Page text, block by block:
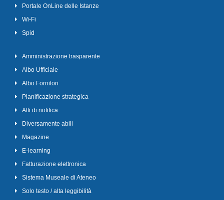
Portale OnLine delle Istanze
Wi-Fi
Spid
Amministrazione trasparente
Albo Ufficiale
Albo Fornitori
Pianificazione strategica
Atti di notifica
Diversamente abili
Magazine
E-learning
Fatturazione elettronica
Sistema Museale di Ateneo
Solo testo / alta leggibilità